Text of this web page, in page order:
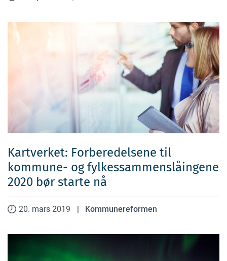
Kartverket: Forberedelsene til
kommune- og fylkessammenslåingene
2020 bør starte nå
20. mars 2019 | Kommunereformen